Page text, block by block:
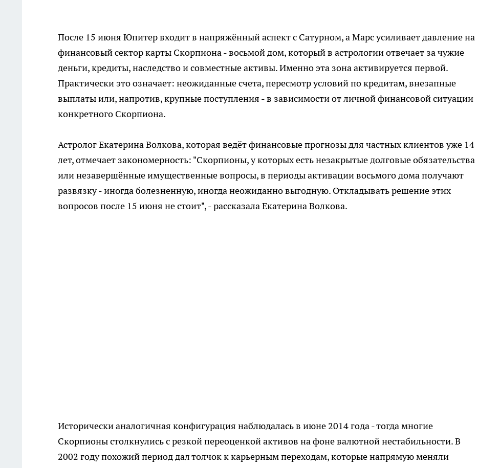
После 15 июня Юпитер входит в напряжённый аспект с Сатурном, а Марс усиливает давление на
финансовый сектор карты Скорпиона - восьмой дом, который в астрологии отвечает за чужие
деньги, кредиты, наследство и совместные активы. Именно эта зона активируется первой.
Практически это означает: неожиданные счета, пересмотр условий по кредитам, внезапные
выплаты или, напротив, крупные поступления - в зависимости от личной финансовой ситуации
конкретного Скорпиона.
Астролог Екатерина Волкова, которая ведёт финансовые прогнозы для частных клиентов уже 14
лет, отмечает закономерность: "Скорпионы, у которых есть незакрытые долговые обязательства
или незавершённые имущественные вопросы, в периоды активации восьмого дома получают
развязку - иногда болезненную, иногда неожиданно выгодную. Откладывать решение этих
вопросов после 15 июня не стоит", - рассказала Екатерина Волкова.
Исторически аналогичная конфигурация наблюдалась в июне 2014 года - тогда многие
Скорпионы столкнулись с резкой переоценкой активов на фоне валютной нестабильности. В
2002 году похожий период дал толчок к карьерным переходам, которые напрямую меняли